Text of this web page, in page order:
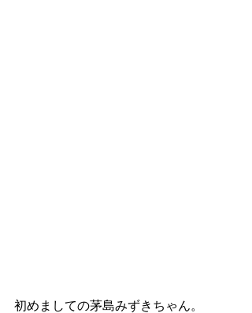
初めましての茅島みずきちゃん。